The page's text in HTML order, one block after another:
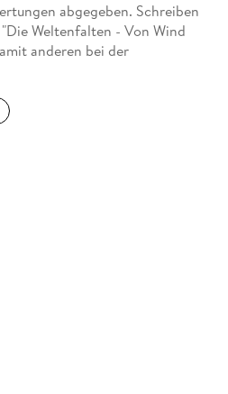
abgegeben. Schreiben
Weltenfalten - Von Wind
anderen bei der